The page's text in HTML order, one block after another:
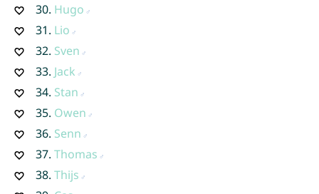
30. Hugo
31. Lio
32. Sven
33. Jack
34. Stan
35. Owen
36. Senn
37. Thomas
38. Thijs